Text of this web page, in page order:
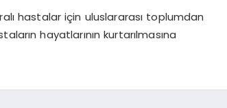
hastalar için uluslararası toplumdan
hayatlarının kurtarılmasına